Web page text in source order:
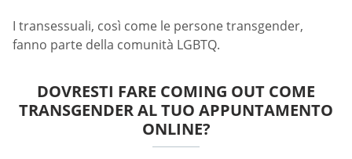
I transessuali, così come le persone transgender,
fanno parte della comunità LGBTQ.
DOVRESTI FARE COMING OUT COME
TRANSGENDER AL TUO APPUNTAMENTO
ONLINE?